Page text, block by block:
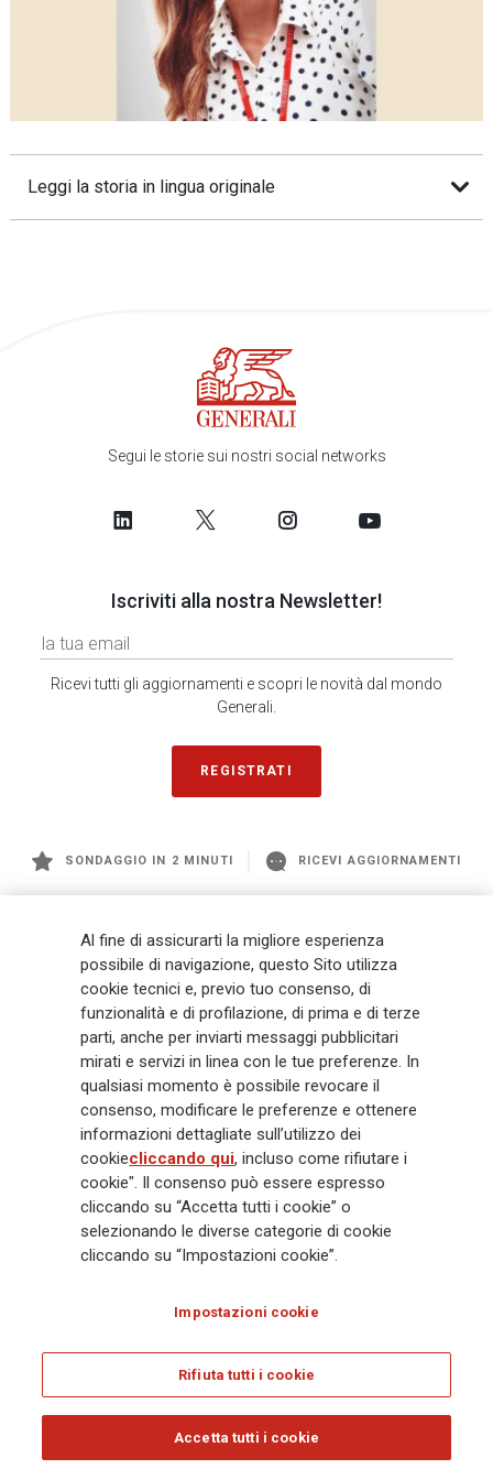
Leggi la storia in lingua originale
Segui le storie sui nostri social networks
Iscriviti alla nostra Newsletter!
Ricevi tutti gli aggiornamenti e scopri le novità dal mondo
Generali.
REGISTRATI
SONDAGGIO IN 2 MINUTI RICEVI AGGIORNAMENTI
management a livello globale, con premi complessivi pari a € 98,1
miliardi e € 900 miliardi di AUM nel 2025. Fondato nel 1831, con oltre 88
mila dipendenti e 163 mila agenti che servono 75 milioni di clienti, il
Gruppo ha una posizione di leadership in Europa e una presenza
crescente in Asia e America. Al centro della strategia di Generali c'è il suo
impegno Lifetime Partner verso i clienti, realizzato attraverso soluzioni
innovative e personalizzate, un'esperienza cliente di prima classe e le sue
capacità di distribuzione globale digitalizzata. Il Gruppo ha
completamente integrato la sostenibilità in tutte le scelte strategiche, con
l'obiettivo di creare valore per tutti gli stakeholder mentre costruisce una
società più equa e resiliente.
Legal Info Cookie Policy Privacy & GDPR
Al fine di assicurarti la migliore esperienza
possibile di navigazione, questo Sito utilizza
cookie tecnici e, previo tuo consenso, di
funzionalità e di profilazione, di prima e di terze
parti, anche per inviarti messaggi pubblicitari
mirati e servizi in linea con le tue preferenze. In
qualsiasi momento è possibile revocare il
consenso, modificare le preferenze e ottenere
informazioni dettagliate sull’utilizzo dei
cookiecliccando qui, incluso come rifiutare i
cookie". Il consenso può essere espresso
cliccando su “Accetta tutti i cookie” o
selezionando le diverse categorie di cookie
cliccando su “Impostazioni cookie”.
Impostazioni cookie
Rifiuta tutti i cookie
Accetta tutti i cookie